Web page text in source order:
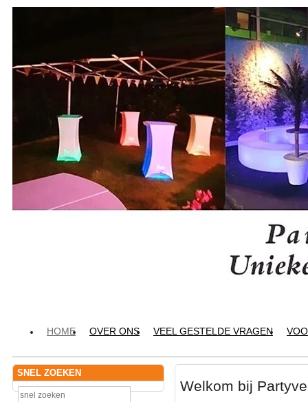
HOME OVER ONS VEEL GESTELDE VRAGEN
SNEL ZOEKEN
Welkom bij